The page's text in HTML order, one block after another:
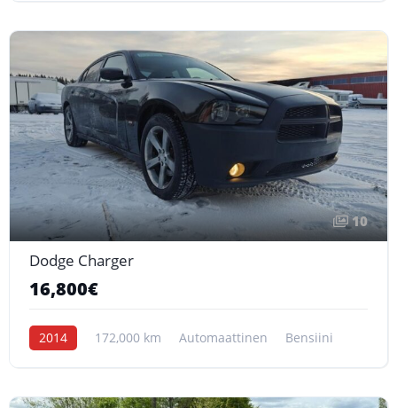
10
Dodge Charger
16,800€
2014 172,000 km Automaattinen Bensiini